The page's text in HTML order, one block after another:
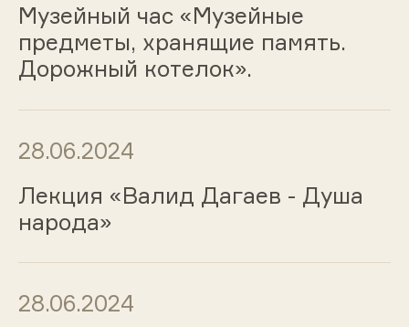
Музейный час «Музейные
предметы, хранящие память.
Дорожный котелок».
28.06.2024
Лекция «Валид Дагаев - Душа
народа»
28.06.2024